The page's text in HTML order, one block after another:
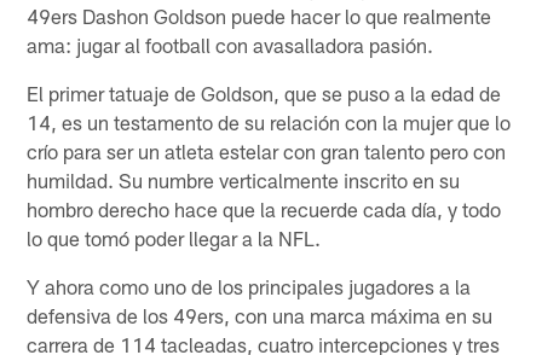
49ers Dashon Goldson puede hacer lo que realmente
ama: jugar al football con avasalladora pasión.
El primer tatuaje de Goldson, que se puso a la edad de
14, es un testamento de su relación con la mujer que lo
crío para ser un atleta estelar con gran talento pero con
humildad. Su numbre verticalmente inscrito en su
hombro derecho hace que la recuerde cada día, y todo
lo que tomó poder llegar a la NFL.
Y ahora como uno de los principales jugadores a la
defensiva de los 49ers, con una marca máxima en su
carrera de 114 tacleadas, cuatro intercepciones y tres